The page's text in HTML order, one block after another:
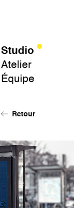
Studio
Atelier
Équipe
Retour